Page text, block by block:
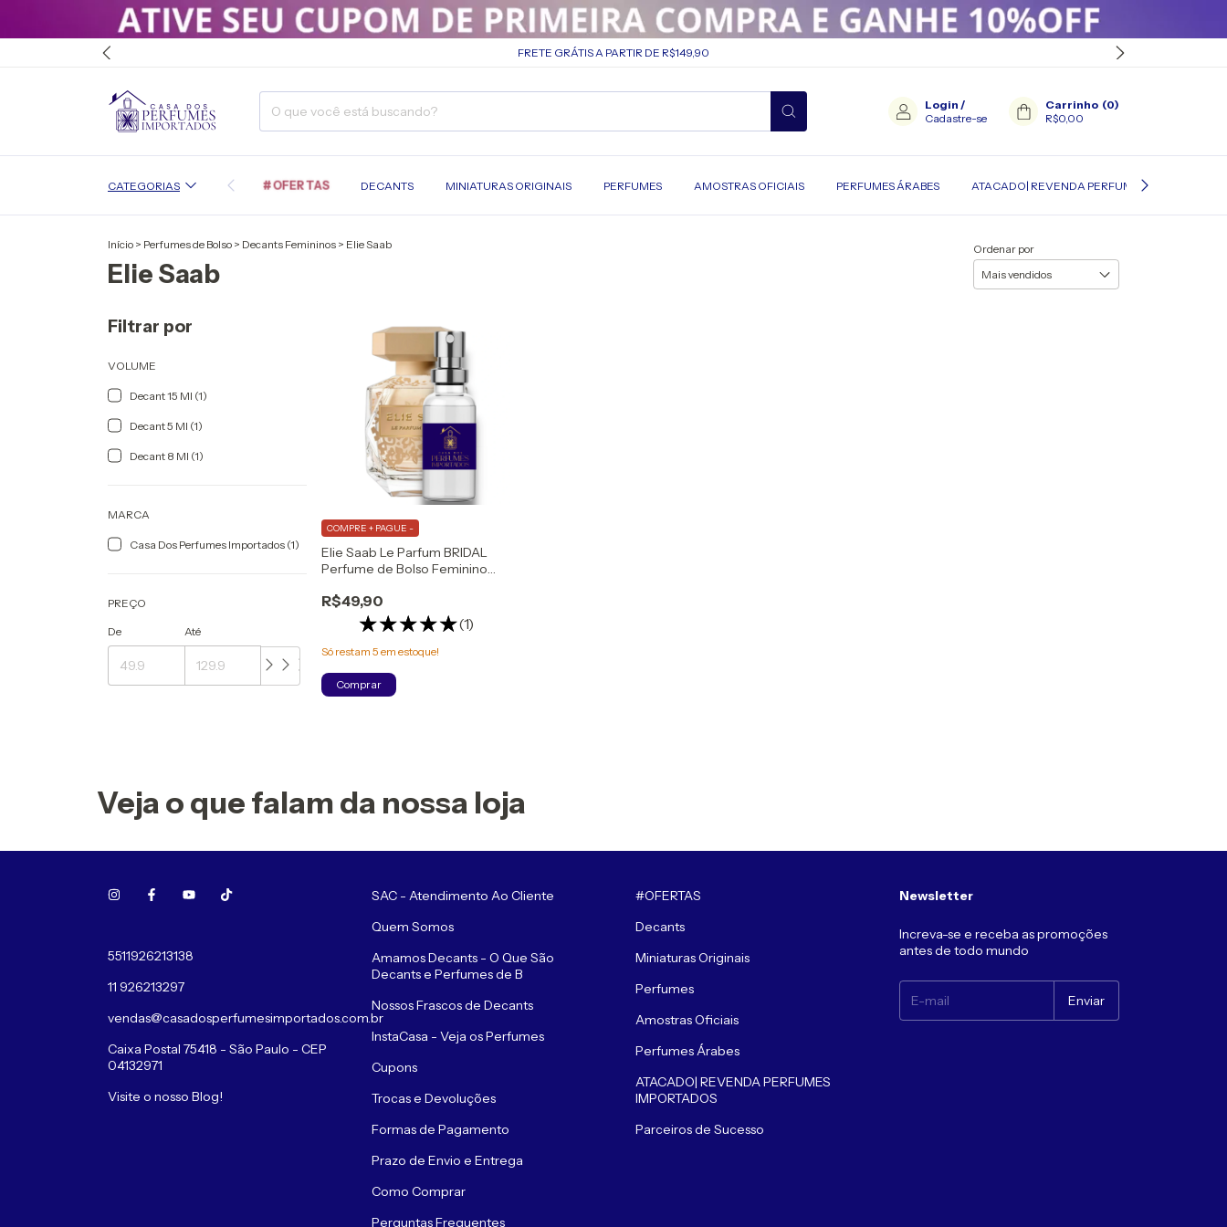
FRETE GRÁTIS A PARTIR DE R$149,90
Login /
Cadastre-se
Carrinho (0)
R$0,00
CATEGORIAS #OFERTAS DECANTS MINIATURAS ORIGINAIS PERFUMES AMOSTRAS OFICIAIS PERFUMES ÁRABES ATACADO| REVENDA PERFUMES IMPORTADOS
Início > Perfumes de Bolso > Decants Femininos > Elie Saab
Elie Saab
Ordenar por
Filtrar por
VOLUME
Decant 15 Ml (1)
Decant 5 Ml (1)
Decant 8 Ml (1)
MARCA
Casa Dos Perfumes Importados (1)
PREÇO
De Até
Elie Saab Le Parfum BRIDAL
Perfume de Bolso Feminino
R$49,90
(1)
COMPRE + PAGUE -
Só restam5 em estoque!
Comprar
Veja o que falam da nossa loja
5511926213138
11 926213297
vendas@casadosperfumesimportados.com.br
Caixa Postal 75418 - São Paulo - CEP
04132971
Visite o nosso Blog!
SAC - Atendimento Ao Cliente
Quem Somos
Amamos Decants - O Que São
Decants e Perfumes de B
Nossos Frascos de Decants
InstaCasa - Veja os Perfumes
Cupons
Trocas e Devoluções
Formas de Pagamento
Prazo de Envio e Entrega
Como Comprar
Perguntas Frequentes
#OFERTAS
Decants
Miniaturas Originais
Perfumes
Amostras Oficiais
Perfumes Árabes
ATACADO| REVENDA PERFUMES
IMPORTADOS
Parceiros de Sucesso
Newsletter
Increva-se e receba as promoções
antes de todo mundo